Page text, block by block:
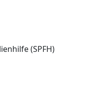
(SPFH)